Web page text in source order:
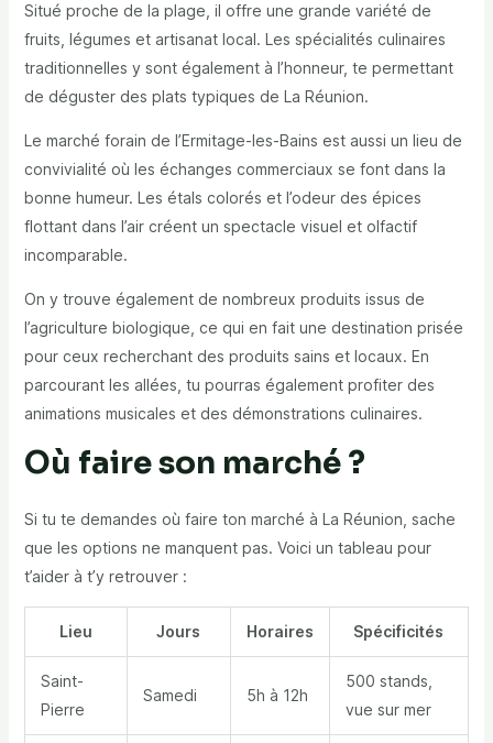
Situé proche de la plage, il offre une grande variété de
fruits, légumes et artisanat local. Les spécialités culinaires
traditionnelles y sont également à l’honneur, te permettant
de déguster des plats typiques de La Réunion.
Le marché forain de l’Ermitage-les-Bains est aussi un lieu de
convivialité où les échanges commerciaux se font dans la
bonne humeur. Les étals colorés et l’odeur des épices
flottant dans l’air créent un spectacle visuel et olfactif
incomparable.
On y trouve également de nombreux produits issus de
l’agriculture biologique, ce qui en fait une destination prisée
pour ceux recherchant des produits sains et locaux. En
parcourant les allées, tu pourras également profiter des
animations musicales et des démonstrations culinaires.
Où faire son marché ?
Si tu te demandes où faire ton marché à La Réunion, sache
que les options ne manquent pas. Voici un tableau pour
t’aider à t’y retrouver :
Lieu Jours Horaires Spécificités
Saint-
Pierre
Samedi 5h à 12h
500 stands,
vue sur mer